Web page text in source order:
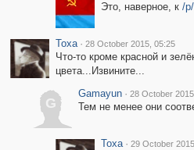
Это, наверное, к /
Toxa · 28 October 2015, 05:25
Что-то кроме красной и
цвета...Извините...
G
Gamayun · 28 October
Тем не менее они
Toxa · 29 October